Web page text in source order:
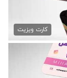
کارت ویزیت